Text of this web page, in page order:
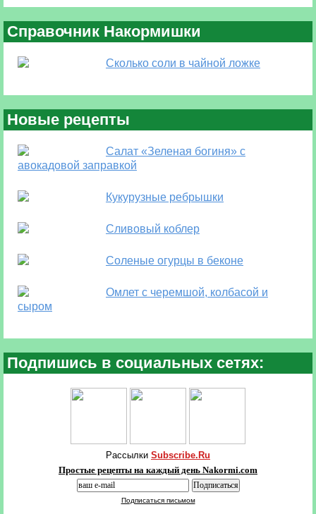
Справочник Накормишки
Сколько соли в чайной ложке
Новые рецепты
Салат «Зеленая богиня» с
авокадовой заправкой
Кукурузные ребрышки
Сливовый коблер
Соленые огурцы в беконе
Омлет с черемшой, колбасой и
сыром
Подпишись в социальных сетях:
Рассылки Subscribe.Ru
Простые рецепты на каждый день Nakormi.com
Подписаться письмом